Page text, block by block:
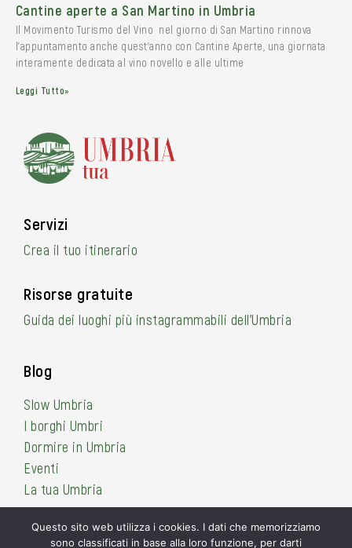
Cantine aperte a San Martino in Umbria
Il Movimento Turismo del Vino nel giorno di San Martino rinnova
l’appuntamento anche quest’anno con Cantine Aperte, una giornata
interamente dedicata al vino novello e alle ultime
Leggi Tutto»
Servizi
Crea il tuo itinerario
Risorse gratuite
Guida dei luoghi più instagrammabili dell’Umbria
Blog
Slow Umbria
I borghi Umbri
Dormire in Umbria
Eventi
La tua Umbria
Questo sito web utilizza i cookies. I dati che memorizziamo
sono classificati in base alla loro funzione, per darti